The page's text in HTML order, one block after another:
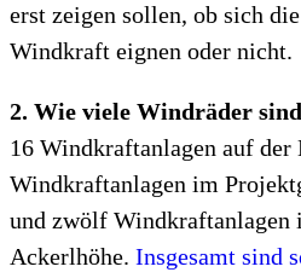
erst zeigen sollen, ob sich
Windkraft eignen oder nicht.
2. Wie viele Windräder
16 Windkraftanlagen auf der
Windkraftanlagen im
und zwölf Windkraftanlagen
Ackerlhöhe. Insgesamt sind